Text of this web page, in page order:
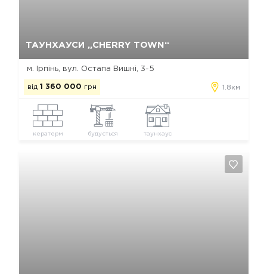
ТАУНХАУСИ „CHERRY TOWN“
м. Ірпінь, вул. Остапа Вишні, 3-5
від 1 360 000 грн 1.8км
кератерм будується таунхаус